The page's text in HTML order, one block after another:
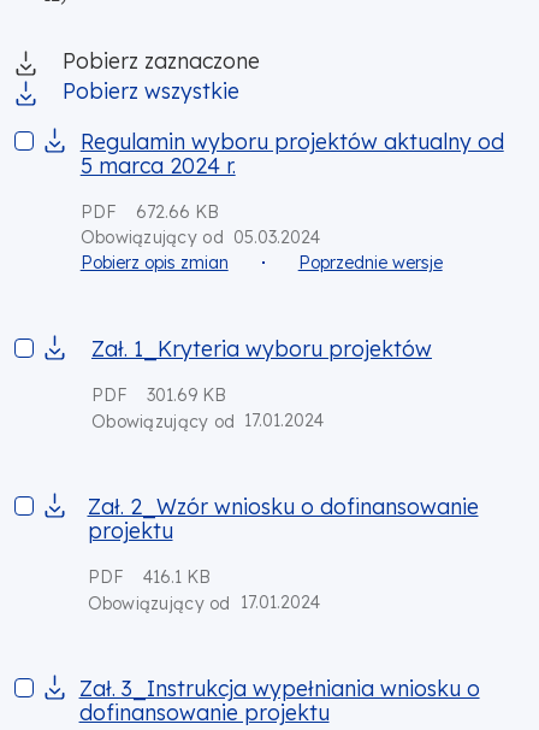
Pobierz zaznaczone
Pobierz wszystkie
Regulamin wyboru projektów aktualny od 5 marca 2024 r.
Regulamin wyboru projektów aktualny od
5 marca 2024 r.
PDF
672.66 KB
Obowiązujący od
05.03.2024
Pobierz opis zmian
Poprzednie wersje
Zał. 1_Kryteria wyboru projektów
Zał. 1_Kryteria wyboru projektów
PDF
301.69 KB
Obowiązujący od 17.01.2024
Zał. 2_Wzór wniosku o dofinansowanie projektu
Zał. 2_Wzór wniosku o dofinansowanie
projektu
PDF
416.1 KB
Obowiązujący od
17.01.2024
Zał. 3_Instrukcja wypełniania wniosku o dofinansowanie
Zał. 3_Instrukcja wypełniania wniosku o
dofinansowanie projektu